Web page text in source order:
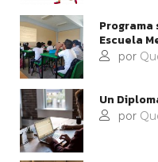
Escuela
por
Un
por